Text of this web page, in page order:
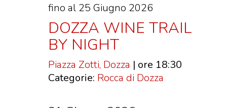
fino al 25 Giugno 2026
DOZZA WINE TRAIL
BY NIGHT
Piazza Zotti, Dozza | ore 18:30
Categorie: Rocca di Dozza